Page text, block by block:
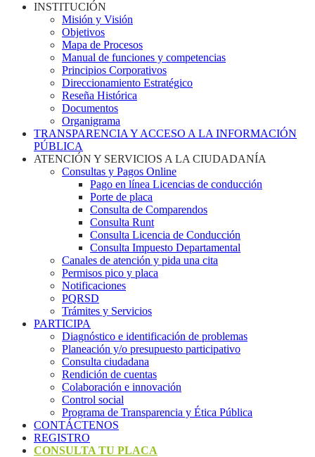
INSTITUCIÓN
Misión y Visión
Objetivos
Mapa de Procesos
Manual de funciones y competencias
Principios Corporativos
Direccionamiento Estratégico
Reseña Histórica
Documentos
Organigrama
TRANSPARENCIA Y ACCESO A LA INFORMACIÓN
PÚBLICA
ATENCIÓN Y SERVICIOS A LA CIUDADANÍA
Consultas y Pagos Online
Pago en línea Licencias de conducción
Porte de placa
Consulta de Comparendos
Consulta Runt
Consulta Licencia de Conducción
Consulta Impuesto Departamental
Canales de atención y pida una cita
Permisos pico y placa
Notificaciones
PQRSD
Trámites y Servicios
PARTICIPA
Diagnóstico e identificación de problemas
Planeación y/o presupuesto participativo​
Consulta ciudadana
Rendición de cuentas
Colaboración e innovación
Control social
Programa de Transparencia y Ética Pública
CONTÁCTENOS
REGISTRO
CONSULTA TU PLACA